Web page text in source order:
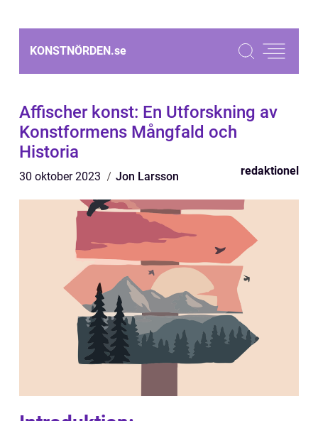
KONSTNÖRDEN.se
Affischer konst: En Utforskning av
Konstformens Mångfald och
Historia
30 oktober 2023 Jon Larsson redaktionel